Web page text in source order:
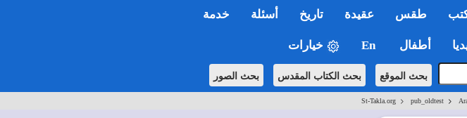
طقس عقيدة تاريخ أسئلة خدمة
أطفال En خيارات
بحث الموقع بحث الكتاب المقدس بحث الصور
St-Takla.org> pub_oldtest>